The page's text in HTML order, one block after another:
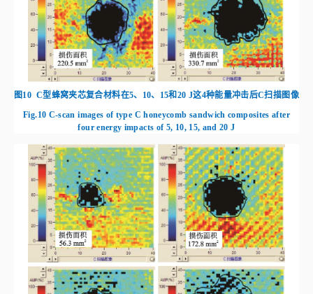
板的夹芯板。此外，层间混杂蜂窝夹芯复合材料在受到高能量冲击时相较于
层内混杂蜂窝夹芯复合材料表现出更大面积的损伤，表明其层间性能较差，
更易出现分层和脱粘情况。
A型蜂窝夹芯复合材料在5、10、15和20 J这4种能量冲击后C扫描图像
energy impacts of 5, 10, 15, and 20 J